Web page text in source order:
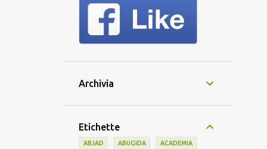
Archivia
Etichette
ABJAD ABUGIDA ACADEMIA